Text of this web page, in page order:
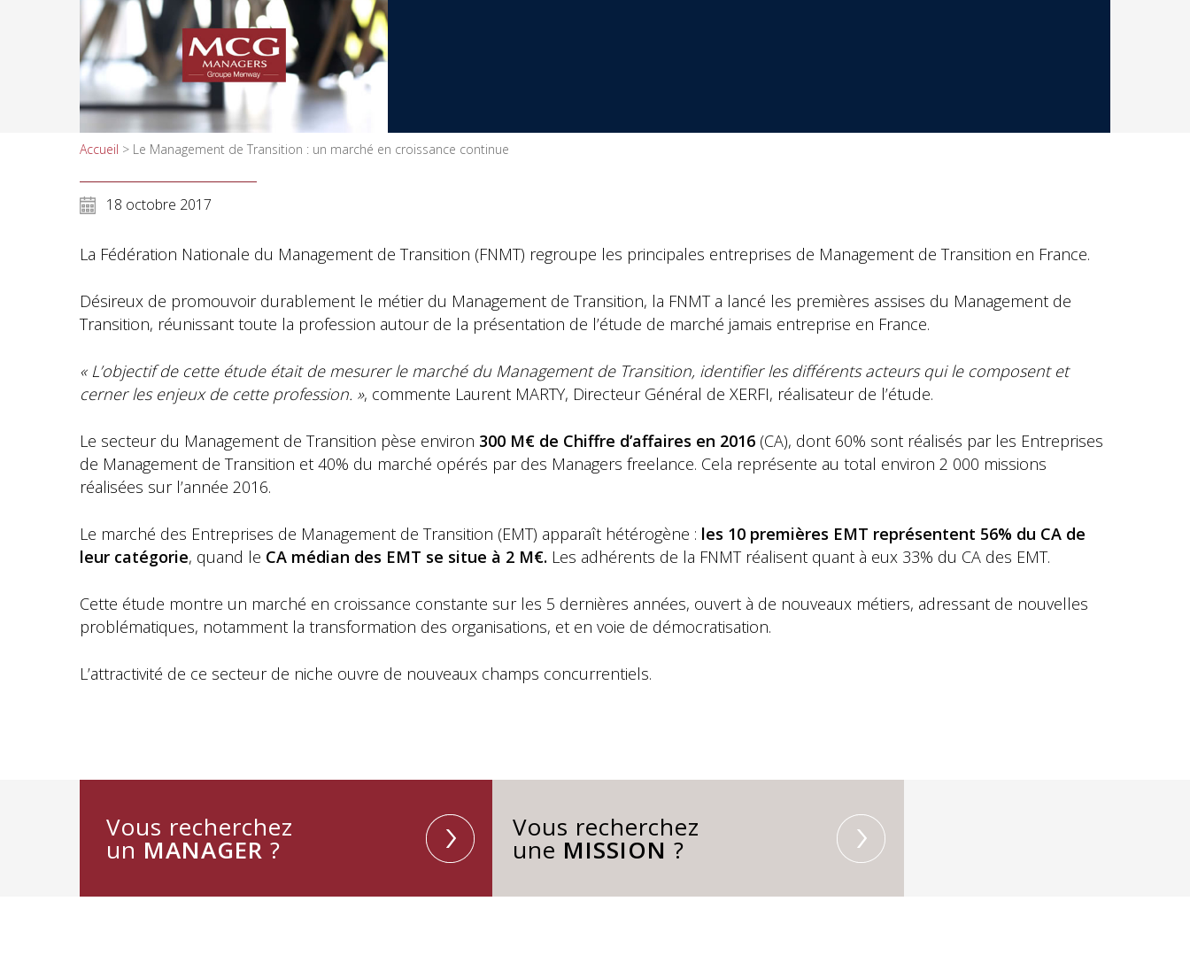
Accueil > Le Management de Transition : un marché en croissance continue
18 octobre 2017
La Fédération Nationale du Management de Transition (FNMT) regroupe les principales entreprises de Management de Transition en France.
Désireux de promouvoir durablement le métier du Management de Transition, la FNMT a lancé les premières assises du Management de
Transition, réunissant toute la profession autour de la présentation de l’étude de marché jamais entreprise en France.
« L’objectif de cette étude était de mesurer le marché du Management de Transition, identifier les différents acteurs qui le composent et
cerner les enjeux de cette profession. », commente Laurent MARTY, Directeur Général de XERFI, réalisateur de l’étude.
Le secteur du Management de Transition pèse environ 300 M€ de Chiffre d’affaires en 2016 (CA), dont 60% sont réalisés par les Entreprises
de Management de Transition et 40% du marché opérés par des Managers freelance. Cela représente au total environ 2 000 missions
réalisées sur l’année 2016.
Le marché des Entreprises de Management de Transition (EMT) apparaît hétérogène : les 10 premières EMT représentent 56% du CA de
leur catégorie, quand le CA médian des EMT se situe à 2 M€. Les adhérents de la FNMT réalisent quant à eux 33% du CA des EMT.
Cette étude montre un marché en croissance constante sur les 5 dernières années, ouvert à de nouveaux métiers, adressant de nouvelles
problématiques, notamment la transformation des organisations, et en voie de démocratisation.
L’attractivité de ce secteur de niche ouvre de nouveaux champs concurrentiels.
Vous recherchez
un MANAGER ?
Vous recherchez
une MISSION ?